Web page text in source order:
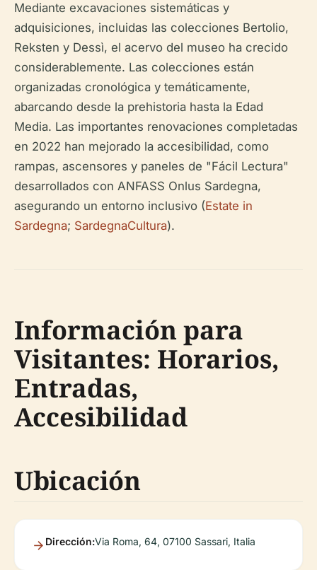
Mediante excavaciones sistemáticas y
adquisiciones, incluidas las colecciones Bertolio,
Reksten y Dessì, el acervo del museo ha crecido
considerablemente. Las colecciones están
organizadas cronológica y temáticamente,
abarcando desde la prehistoria hasta la Edad
Media. Las importantes renovaciones completadas
en 2022 han mejorado la accesibilidad, como
rampas, ascensores y paneles de "Fácil Lectura"
desarrollados con ANFASS Onlus Sardegna,
asegurando un entorno inclusivo (Estate in
Sardegna; SardegnaCultura).
Información para
Visitantes: Horarios,
Entradas,
Accesibilidad
Ubicación
Dirección:Via Roma, 64, 07100 Sassari, Italia